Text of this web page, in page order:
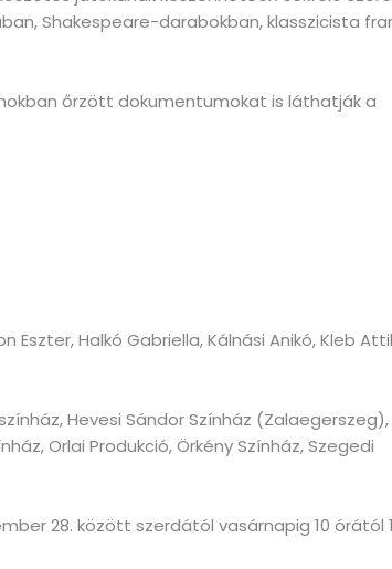
Shakespeare-darabokban, klasszicista
őrzött dokumentumokat is láthatják a
Eszter, Halkó Gabriella, Kálnási Anikó, Kleb
Hevesi Sándor Színház (Zalaegerszeg),
Orlai Produkció, Örkény Színház, Szegedi
28. között szerdától vasárnapig 10 órától